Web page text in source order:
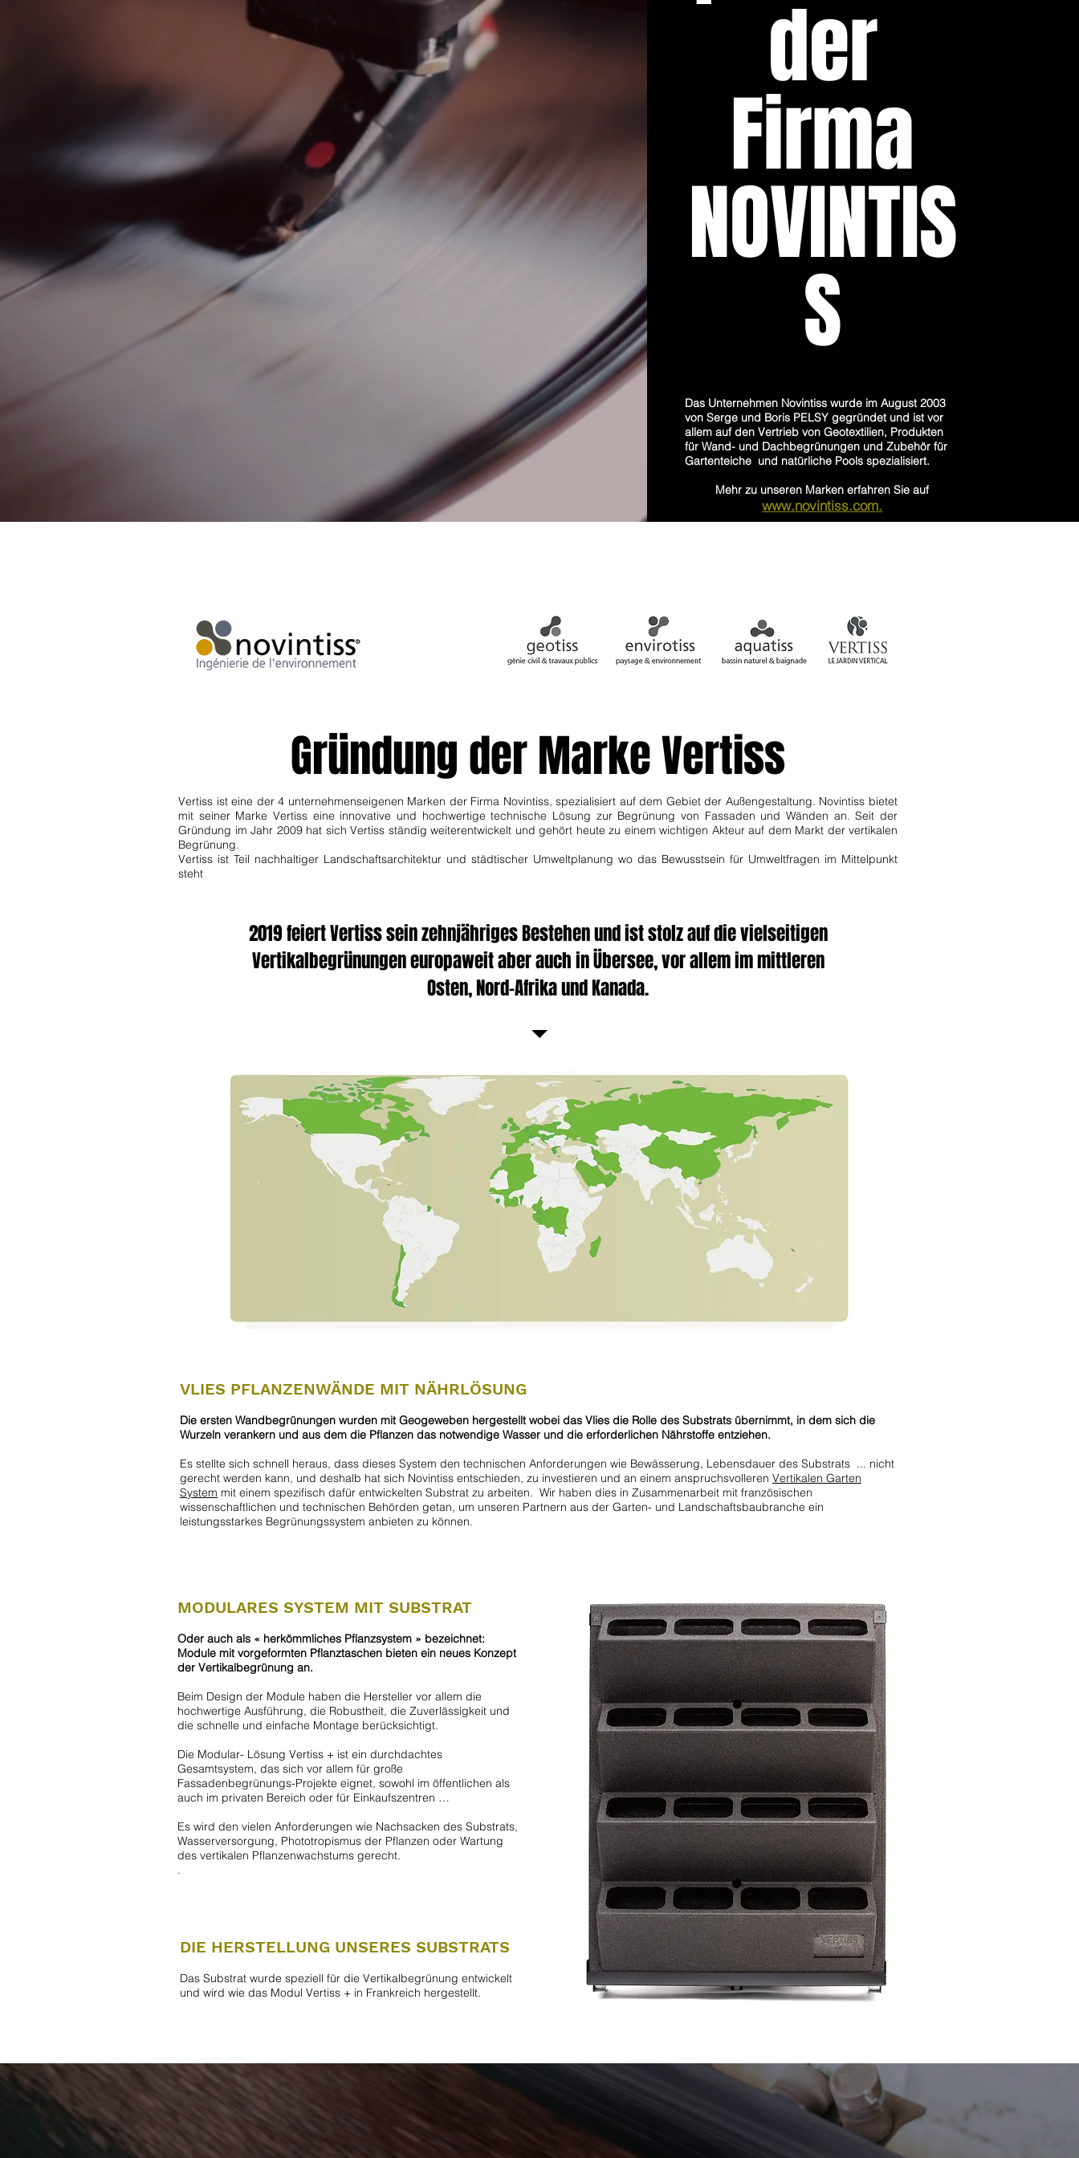
der
Firma
NOVINTIS
S
Das Unternehmen Novintiss wurde im August 2003
von Serge und Boris PELSY gegründet und ist vor
allem auf den Vertrieb von Geotextilien, Produkten
für Wand- und Dachbegrünungen und Zubehör für
Gartenteiche und natürliche Pools spezialisiert.
Mehr zu unseren Marken erfahren Sie auf
www.novintiss.com.
Gründung der Marke Vertiss
Vertiss ist eine der 4 unternehmenseigenen Marken der Firma Novintiss, spezialisiert auf dem Gebiet der Außengestaltung. Novintiss bietet
mit seiner Marke Vertiss eine innovative und hochwertige technische Lösung zur Begrünung von Fassaden und Wänden an. Seit der
Gründung im Jahr 2009 hat sich Vertiss ständig weiterentwickelt und gehört heute zu einem wichtigen Akteur auf dem Markt der vertikalen
Begrünung.
Vertiss ist Teil nachhaltiger Landschaftsarchitektur und städtischer Umweltplanung wo das Bewusstsein für Umweltfragen im Mittelpunkt
steht
2019 feiert Vertiss sein zehnjähriges Bestehen und ist stolz auf die vielseitigen
Vertikalbegrünungen europaweit aber auch in Übersee, vor allem im mittleren
Osten, Nord-Afrika und Kanada.
VLIES PFLANZENWÄNDE MIT NÄHRLÖSUNG
Die ersten Wandbegrünungen wurden mit Geogeweben hergestellt wobei das Vlies die Rolle des Substrats übernimmt, in dem sich die
Wurzeln verankern und aus dem die Pflanzen das notwendige Wasser und die erforderlichen Nährstoffe entziehen.
Es stellte sich schnell heraus, dass dieses System den technischen Anforderungen wie Bewässerung, Lebensdauer des Substrats ... nicht
gerecht werden kann, und deshalb hat sich Novintiss entschieden, zu investieren und an einem anspruchsvolleren Vertikalen Garten
System mit einem spezifisch dafür entwickelten Substrat zu arbeiten. Wir haben dies in Zusammenarbeit mit französischen
wissenschaftlichen und technischen Behörden getan, um unseren Partnern aus der Garten- und Landschaftsbaubranche ein
leistungsstarkes Begrünungssystem anbieten zu können.
MODULARES SYSTEM MIT SUBSTRAT
Oder auch als « herkömmliches Pflanzsystem » bezeichnet:
Module mit vorgeformten Pflanztaschen bieten ein neues Konzept
der Vertikalbegrünung an.
Beim Design der Module haben die Hersteller vor allem die
hochwertige Ausführung, die Robustheit, die Zuverlässigkeit und
die schnelle und einfache Montage berücksichtigt.
Die Modular- Lösung Vertiss + ist ein durchdachtes
Gesamtsystem, das sich vor allem für große
Fassadenbegrünungs-Projekte eignet, sowohl im öffentlichen als
auch im privaten Bereich oder für Einkaufszentren …
Es wird den vielen Anforderungen wie Nachsacken des Substrats,
Wasserversorgung, Phototropismus der Pflanzen oder Wartung
des vertikalen Pflanzenwachstums gerecht.
.
DIE HERSTELLUNG UNSERES SUBSTRATS
Das Substrat wurde speziell für die Vertikalbegrünung entwickelt
und wird wie das Modul Vertiss + in Frankreich hergestellt.